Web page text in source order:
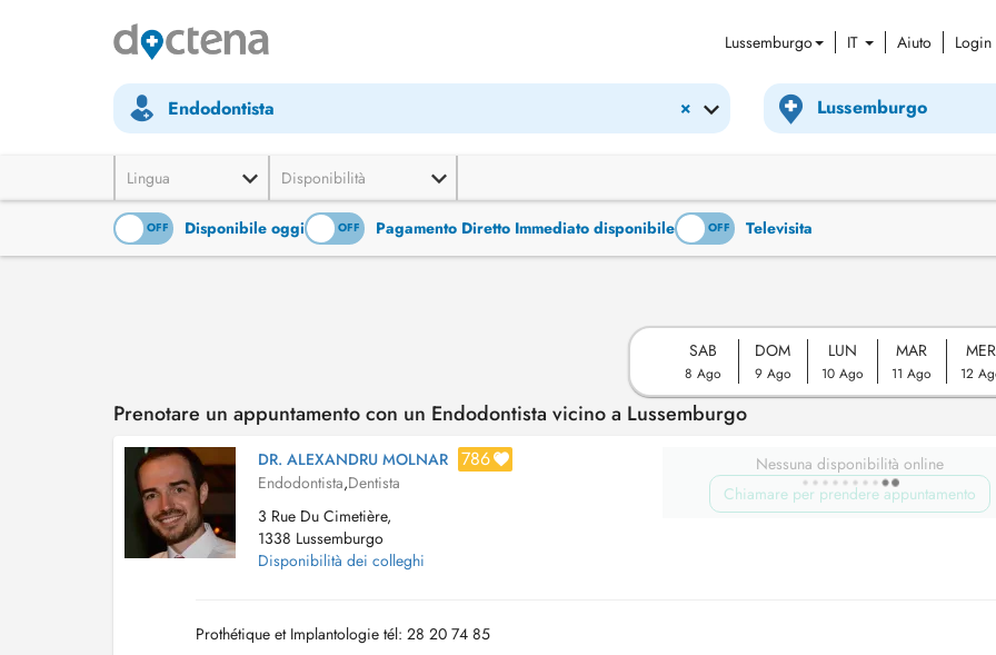
Lussemburgo IT Aiuto Login
×
Endodontista
Lingua Disponibilità
OFF Disponibile oggi
ON OFF Pagamento Diretto Immediato disponibile
ON OFF Televisita
SAB
8 Ago
DOM
9 Ago
LUN
10 Ago
MAR
11 Ago
MER
12
Prenotare un appuntamento con un Endodontista vicino a Lussemburgo
DR. ALEXANDRU MOLNAR 786
Endodontista,Dentista
3 Rue Du Cimetière,
1338 Lussemburgo
Disponibilità dei colleghi
Nessuna disponibilità online
Chiamare per prendere appuntamento
Prothétique et Implantologie tél: 28 20 74 85